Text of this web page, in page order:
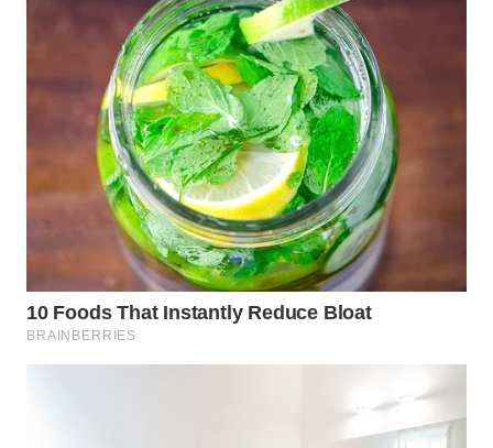
INFRASTRUKTUR
WAHANA
KONSUMEN
WAHANA
LISTRIK
WAHANA
WAHANA